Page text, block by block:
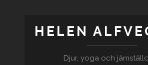
HELEN
Djur, yoga och